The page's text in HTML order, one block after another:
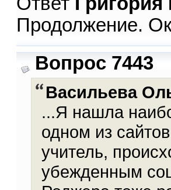
Продолжение.
Вопрос 7443
Васильева
...Я нашла
одном из
учитель,
убежденным